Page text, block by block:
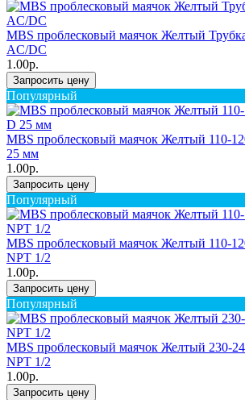
MBS проблесковый маячок Желтый
AC/DC
1.00р.
Запросить цену
Популярный
MBS проблесковый маячок Желтый 110-
25 мм
1.00р.
Запросить цену
Популярный
MBS проблесковый маячок Желтый 110-
NPT 1/2
1.00р.
Запросить цену
Популярный
MBS проблесковый маячок Желтый 230-
NPT 1/2
1.00р.
Запросить цену